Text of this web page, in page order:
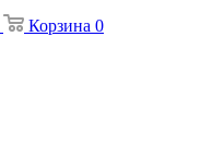
Корзина 0